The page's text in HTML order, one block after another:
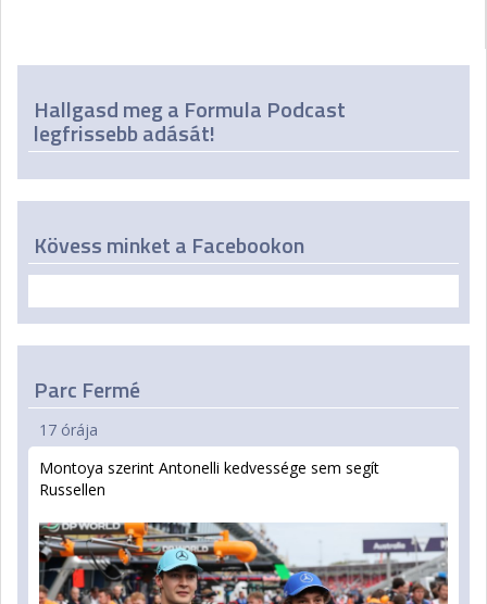
Hallgasd meg a Formula Podcast
legfrissebb adását!
Kövess minket a Facebookon
Parc Fermé
17 órája
Montoya szerint Antonelli kedvessége sem segít
Russellen